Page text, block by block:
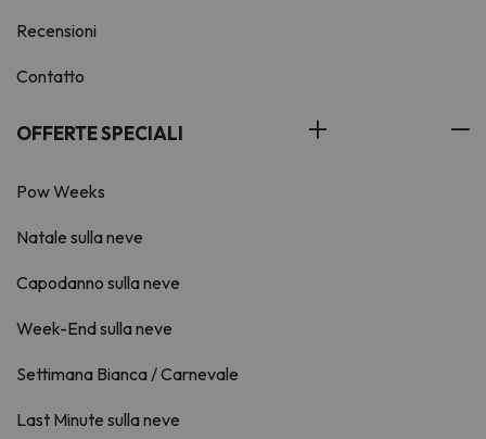
Recensioni
Contatto
OFFERTE SPECIALI
Pow Weeks
Natale sulla neve
Capodanno sulla neve
Week-End sulla neve
Settimana Bianca / Carnevale
Last Minute sulla neve